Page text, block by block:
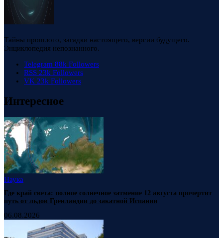
Тайны прошлого, загадки настоящего, версии будущего.
Энциклопедия непознанного.
Telegram 88k Followers
RSS 23k Followers
VK 23k Followers
Интересное
Наука
Где край света: полное солнечное затмение 12 августа прочертит
путь от льдов Гренландии до закатной Испании
06.08.2026